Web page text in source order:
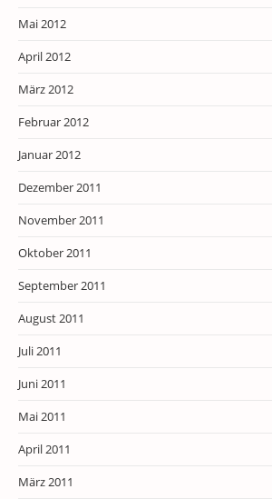
Mai 2012
April 2012
März 2012
Februar 2012
Januar 2012
Dezember 2011
November 2011
Oktober 2011
September 2011
August 2011
Juli 2011
Juni 2011
Mai 2011
April 2011
März 2011